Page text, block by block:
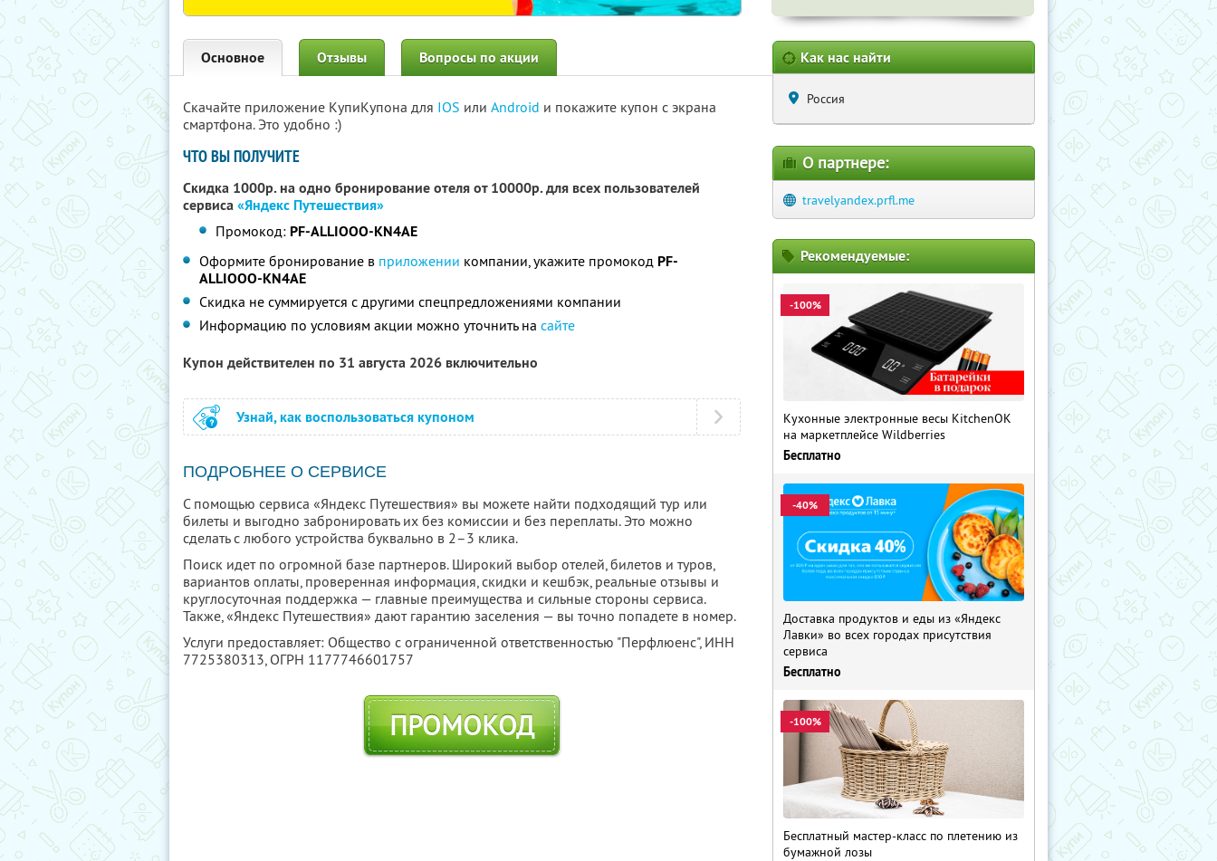
Основное Отзывы Вопросы по акции
Скачайте приложение КупиКупона для IOS или Android и покажите купон с экрана
смартфона. Это удобно :)
ЧТО ВЫ ПОЛУЧИТЕ
Скидка 1000р. на одно бронирование отеля от 10000р. для всех пользователей
сервиса«Яндекс Путешествия»
Промокод: PF-ALLIOOO-KN4AE
Оформите бронирование в приложении компании, укажите промокод PF-
ALLIOOO-KN4AE
Скидка не суммируется с другими спецпредложениями компании
Информацию по условиям акции можно уточнить на сайте
Купон действителен по 31 августа 2026 включительно
Узнай, как воспользоваться купоном
ПОДРОБНЕЕ О СЕРВИСЕ
С помощью сервиса «Яндекс Путешествия» вы можете найти подходящий тур или
билеты и выгодно забронировать их без комиссии и без переплаты. Это можно
сделать с любого устройства буквально в 2–3 клика.
Поиск идет по огромной базе партнеров. Широкий выбор отелей, билетов и туров,
вариантов оплаты, проверенная информация, скидки и кешбэк, реальные отзывы и
круглосуточная поддержка — главные преимущества и сильные стороны сервиса.
Также, «Яндекс Путешествия» дают гарантию заселения — вы точно попадете в номер.
Услуги предоставляет: Общество с ограниченной ответственностью "Перфлюенс", ИНН
7725380313, ОГРН 1177746601757
ПРОМОКОД
Как нас найти
Россия
О партнере:
travelyandex.prfl.me
Рекомендуемые:
-100%
Кухонные электронные весы KitchenOK
на маркетплейсе Wildberries
Бесплатно
-40%
Доставка продуктов и еды из «Яндекс
Лавки» во всех городах присутствия
сервиса
Бесплатно
-100%
Бесплатный мастер-класс по плетению из
бумажной лозы